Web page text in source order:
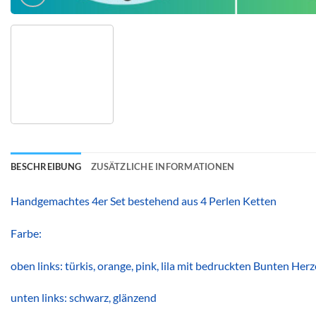
BESCHREIBUNG ZUSÄTZLICHE INFORMATIONEN
Handgemachtes 4er Set bestehend aus 4 Perlen Ketten
Farbe:
oben links: türkis, orange, pink, lila mit bedruckten Bunten
unten links: schwarz, glänzend